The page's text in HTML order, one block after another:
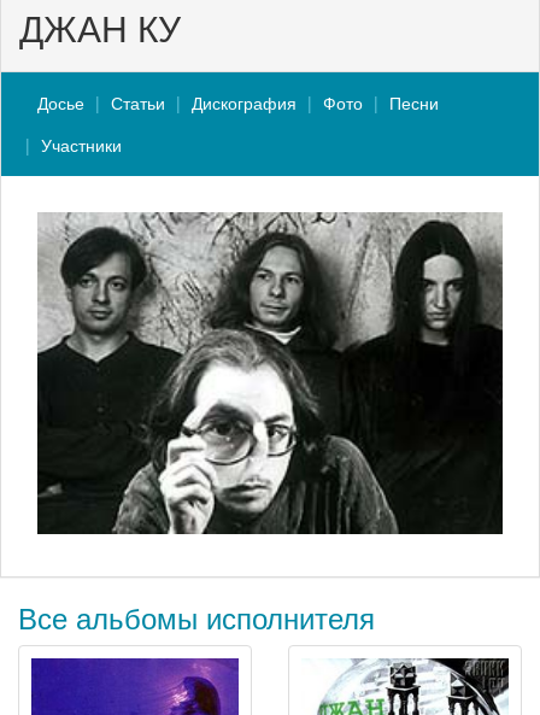
ДЖАН КУ
Досье Статьи Дискография Фото
Песни
Участники
Все альбомы исполнителя